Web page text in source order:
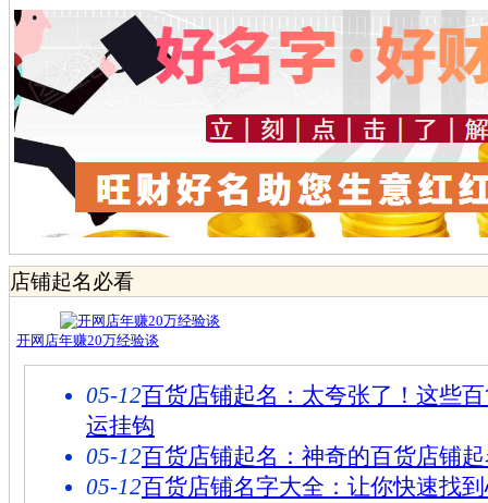
店铺起名必看
开网店年赚20万经验谈
05-12百货店铺起名：太夸张了！这些
运挂钩
05-12百货店铺起名：神奇的百货店铺
05-12百货店铺名字大全：让你快速找